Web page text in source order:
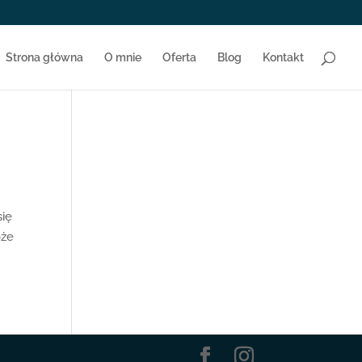
Strona główna O mnie Oferta Blog Kontakt